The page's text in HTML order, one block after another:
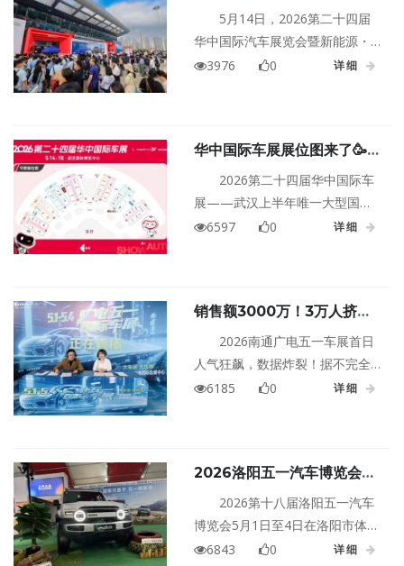
际车展启幕 中部车市迈入生
态化新征程
5月14日，2026第二十四届
华中国际汽车展览会暨新能源・
智能网联汽车展览会在武汉国际
3976 0 详细
华中国际车展展位图来了🥳
「车展攻略+活动大全」一键
解锁逛展快乐
2026第二十四届华中国际车
展——武汉上半年唯一大型国际
车展，就在下周开幕！华中国际
6597 0 详细
销售额3000万！3万人挤爆
南通广电五一车展首日，AI
机器人+美食街舞嗨翻全城
2026南通广电五一车展首日
人气狂飙，数据炸裂！据不完全
统计，车展首日销售额高达3000
人的热情全被它点燃了！
6185 0 详细
2026洛阳五一汽车博览会今
日盛大开幕！
2026第十八届洛阳五一汽车
博览会5月1日至4日在洛阳市体育
中心盛大启幕！倾力为您的购车
6843 0 详细